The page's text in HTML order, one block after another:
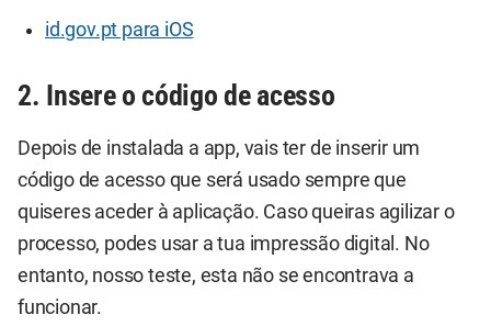
id.gov.pt para iOS
2. Insere o código de acesso
Depois de instalada a app, vais ter de inserir um
código de acesso que será usado sempre que
quiseres aceder à aplicação. Caso queiras agilizar o
processo, podes usar a tua impressão digital. No
entanto, nosso teste, esta não se encontrava a
funcionar.